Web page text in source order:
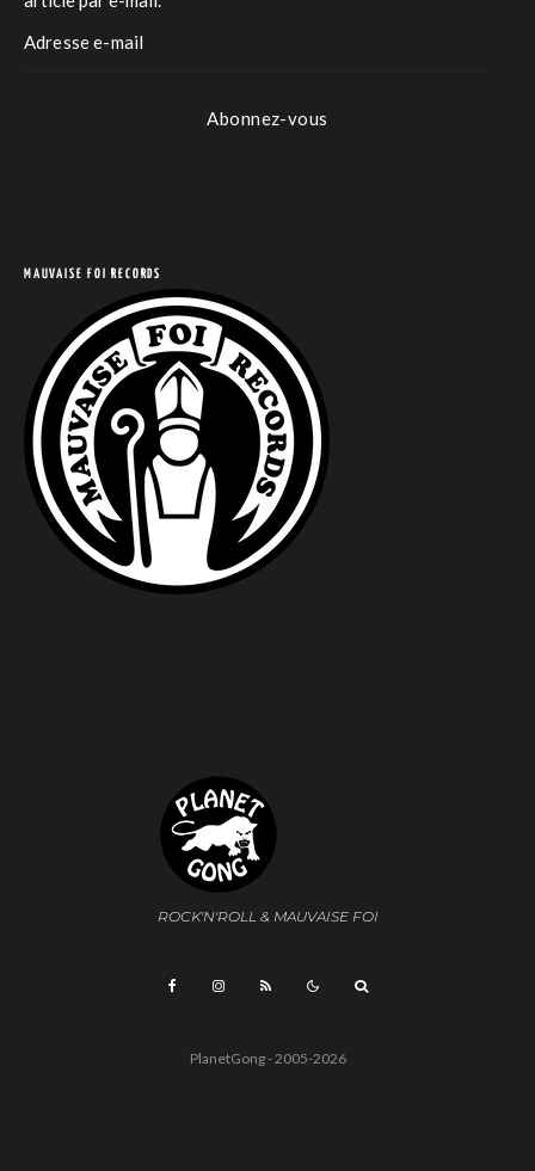
Abonnez-vous
MAUVAISE FOI RECORDS
ROCK'N'ROLL & MAUVAISE FOI
PlanetGong - 2005-2026